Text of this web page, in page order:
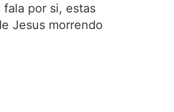
por si, estas
Jesus morrendo